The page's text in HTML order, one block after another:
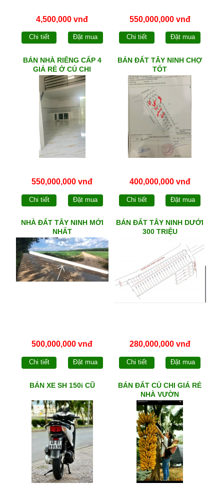
4,500,000 vnđ
Chi tiết Đặt mua
550,000,000 vnđ
Chi tiết Đặt mua
BÁN NHÀ RIÊNG CẤP 4
GIÁ RẺ Ở CỦ CHI
550,000,000 vnđ
Chi tiết Đặt mua
BÁN ĐẤT TÂY NINH CHỢ
TỐT
400,000,000 vnđ
Chi tiết Đặt mua
NHÀ ĐẤT TÂY NINH MỚI
NHẤT
500,000,000 vnđ
Chi tiết Đặt mua
BÁN ĐẤT TÂY NINH DƯỚI
300 TRIỆU
280,000,000 vnđ
Chi tiết Đặt mua
BÁN XE SH 150i CŨ
BÁN ĐẤT CỦ CHI GIÁ RẺ
NHÀ VƯỜN